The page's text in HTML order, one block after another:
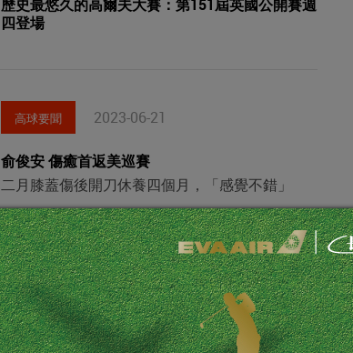
歷史最悠久的高爾夫大賽：第151屆英國公開賽週
四登場
高球要聞 2023-06-21
俞俊安 傷癒首返美巡賽
二月膝蓋傷後開刀休養四個月，「感覺不錯」
高球要聞 2023-05-26
疫情後中華婦女會首赴泰 以球會友推動國民外交
台北分會於行前實施規則講習為選手增強戰力